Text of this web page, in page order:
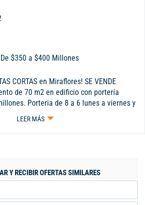
De $350 a $400 Millones
CORTAS en Miraflores! SE VENDE
de 70 m2 en edificio con portería
Porteria de 8 a 6 lunes a viernes y
todo es automatizado con
Cocina abierta Sala comedor 1
LEER MÁS
Y RECIBIR OFERTAS SIMILARES